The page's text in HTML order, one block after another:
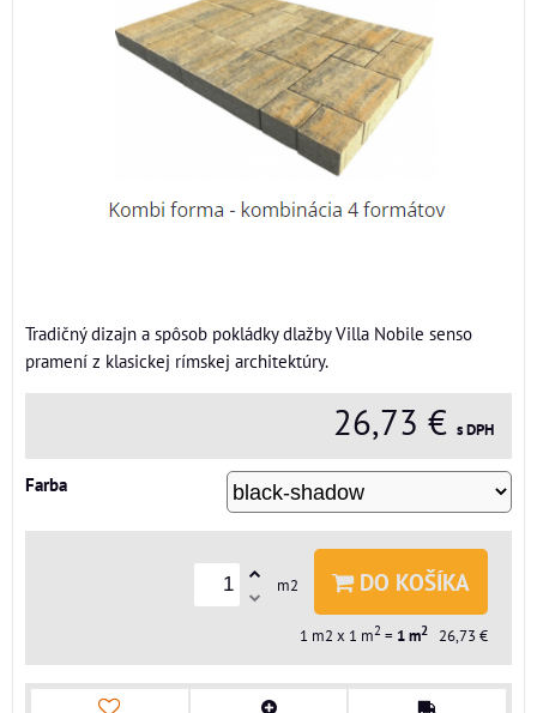
Tradičný dizajn a spôsob pokládky dlažby Villa Nobile senso
pramení z klasickej rímskej architektúry.
26,73 € s DPH
Farba
m2 DO KOŠÍKA
1 m2 x 1 m2 = 1m2 26,73 €